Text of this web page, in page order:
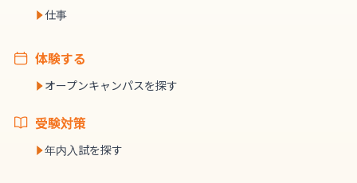
仕事
体験する
オープンキャンパスを探す
受験対策
年内入試を探す